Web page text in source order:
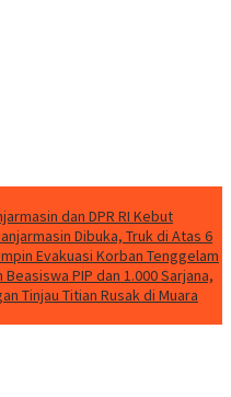
dan DPR RI Kebut
Dibuka, Truk di Atas 6
Evakuasi Korban Tenggelam
PIP dan 1.000 Sarjana,
Tinjau Titian Rusak di Muara